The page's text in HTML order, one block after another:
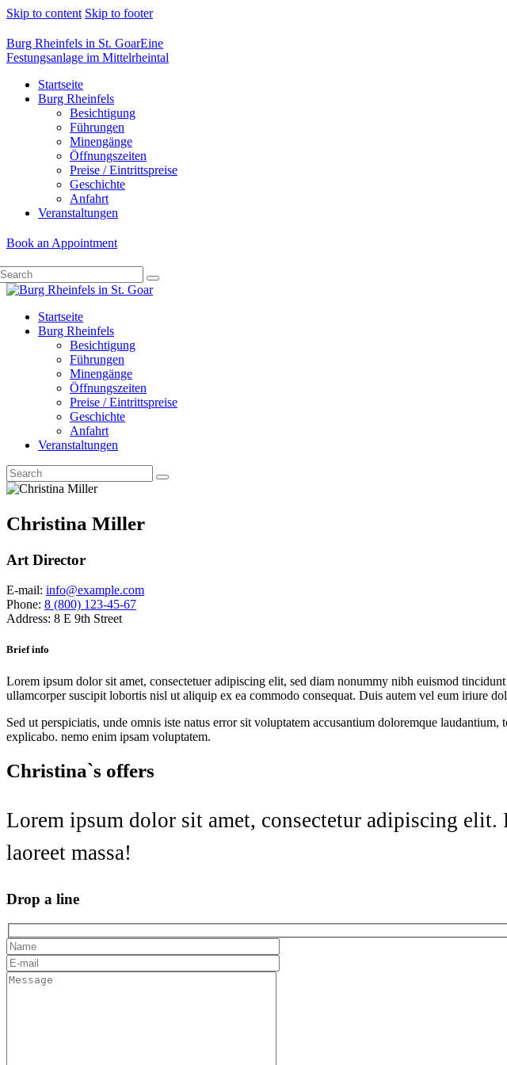
Skip to content Skip to footer
Burg Rheinfels in St. GoarEine
Festungsanlage im Mittelrheintal
Startseite
Burg Rheinfels
Besichtigung
Führungen
Minengänge
Öffnungszeiten
Preise / Eintrittspreise
Geschichte
Anfahrt
Veranstaltungen
Book an Appointment
Startseite
Burg Rheinfels
Besichtigung
Führungen
Minengänge
Öffnungszeiten
Preise / Eintrittspreise
Geschichte
Anfahrt
Veranstaltungen
Christina Miller
Art Director
E-mail: info@example.com
Phone: 8 (800) 123-45-67
Address: 8 E 9th Street
Brief info
Lorem ipsum dolor sit amet, consectetuer adipiscing elit, sed diam nonummy nibh euismod
ullamcorper suscipit lobortis nisl ut aliquip ex ea commodo consequat. Duis autem vel eum iriure
Sed ut perspiciatis, unde omnis iste natus error sit voluptatem accusantium doloremque
explicabo. nemo enim ipsam voluptatem.
Christina`s offers
Lorem ipsum dolor sit amet, consectetur adipiscing
laoreet massa!
Drop a line